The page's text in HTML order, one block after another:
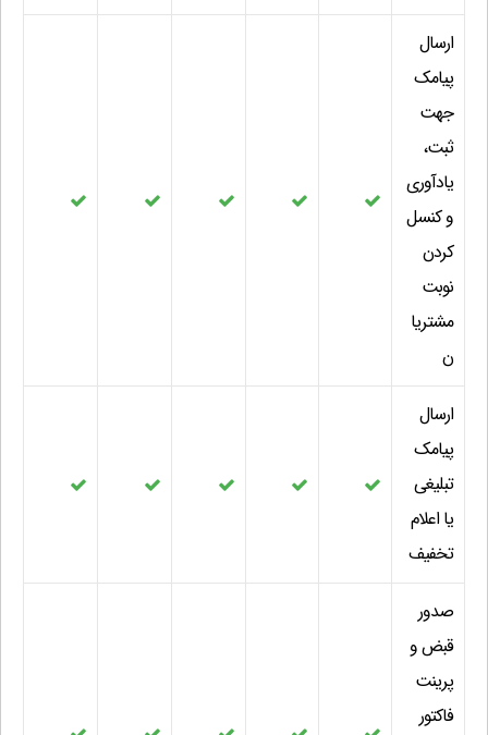
ارسال
پیامک
جهت
ثبت،
یادآوری
و کنسل
کردن
نوبت
مشتریا
ن
ارسال
پیامک
تبلیغی
یا اعلام
تخفیف
صدور
قبض و
پرینت
فاکتور